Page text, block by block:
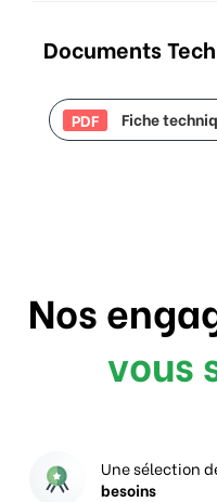
Documents
PDF Fiche
Nos
vous
Une sélection
besoins